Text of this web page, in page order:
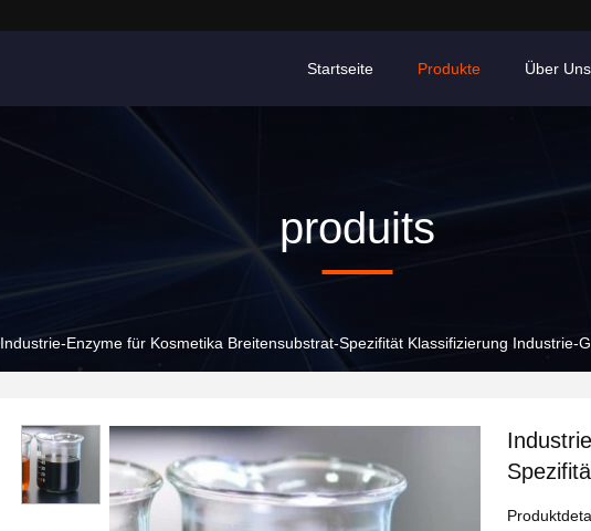
Startseite Produkte Über Uns
produits
Industrie-Enzyme für Kosmetika Breitensubstrat-Spezifität Klassifizierung Industrie-